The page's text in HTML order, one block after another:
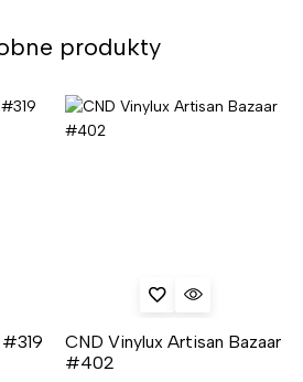
produkty
CND Vinylux Artisan Bazaar
#402